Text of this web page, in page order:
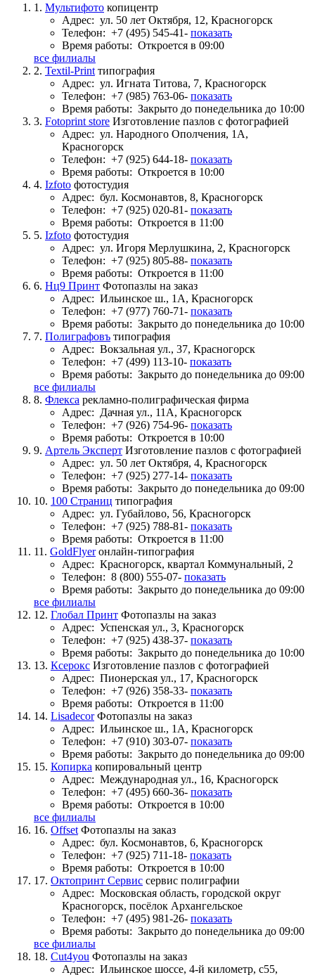
1. Мультифото копицентр
Адрес: ул. 50 лет Октября, 12, Красногорск
Телефон: +7 (495) 545-41- показать
Время работы: Откроется в 09:00
все филиалы
2. Textil-Print типография
Адрес: ул. Игната Титова, 7, Красногорск
Телефон: +7 (985) 763-06- показать
Время работы: Закрыто до понедельника до 10:00
3. Fotoprint store Изготовление пазлов с фотографией
Адрес: ул. Народного Ополчения, 1А,
Красногорск
Телефон: +7 (925) 644-18- показать
Время работы: Откроется в 10:00
4. Izfoto фотостудия
Адрес: бул. Космонавтов, 8, Красногорск
Телефон: +7 (925) 020-81- показать
Время работы: Откроется в 11:00
5. Izfoto фотостудия
Адрес: ул. Игоря Мерлушкина, 2, Красногорск
Телефон: +7 (925) 805-88- показать
Время работы: Откроется в 11:00
6. Нц9 Принт Фотопазлы на заказ
Адрес: Ильинское ш., 1А, Красногорск
Телефон: +7 (977) 760-71- показать
Время работы: Закрыто до понедельника до 10:00
7. Полиграфовъ типография
Адрес: Вокзальная ул., 37, Красногорск
Телефон: +7 (499) 113-10- показать
Время работы: Закрыто до понедельника до 09:00
все филиалы
8. Флекса рекламно-полиграфическая фирма
Адрес: Дачная ул., 11А, Красногорск
Телефон: +7 (926) 754-96- показать
Время работы: Откроется в 10:00
9. Артель Эксперт Изготовление пазлов с фотографией
Адрес: ул. 50 лет Октября, 4, Красногорск
Телефон: +7 (925) 277-14- показать
Время работы: Закрыто до понедельника до 09:00
10. 100 Страниц типография
Адрес: ул. Губайлово, 56, Красногорск
Телефон: +7 (925) 788-81- показать
Время работы: Откроется в 11:00
11. GoldFlyer онлайн-типография
Адрес: Красногорск, квартал Коммунальный, 2
Телефон: 8 (800) 555-07- показать
Время работы: Закрыто до понедельника до 09:00
все филиалы
12. Глобал Принт Фотопазлы на заказ
Адрес: Успенская ул., 3, Красногорск
Телефон: +7 (925) 438-37- показать
Время работы: Закрыто до понедельника до 10:00
13. Ксерокс Изготовление пазлов с фотографией
Адрес: Пионерская ул., 17, Красногорск
Телефон: +7 (926) 358-33- показать
Время работы: Откроется в 11:00
14. Lisadecor Фотопазлы на заказ
Адрес: Ильинское ш., 1А, Красногорск
Телефон: +7 (910) 303-07- показать
Время работы: Закрыто до понедельника до 09:00
15. Копирка копировальный центр
Адрес: Международная ул., 16, Красногорск
Телефон: +7 (495) 660-36- показать
Время работы: Откроется в 10:00
все филиалы
16. Offset Фотопазлы на заказ
Адрес: бул. Космонавтов, 6, Красногорск
Телефон: +7 (925) 711-18- показать
Время работы: Откроется в 10:00
17. Октопринт Сервис сервис полиграфии
Адрес: Московская область, городской округ
Красногорск, посёлок Архангельское
Телефон: +7 (495) 981-26- показать
Время работы: Закрыто до понедельника до 09:00
все филиалы
18. Cut4you Фотопазлы на заказ
Адрес: Ильинское шоссе, 4-й километр, с55,